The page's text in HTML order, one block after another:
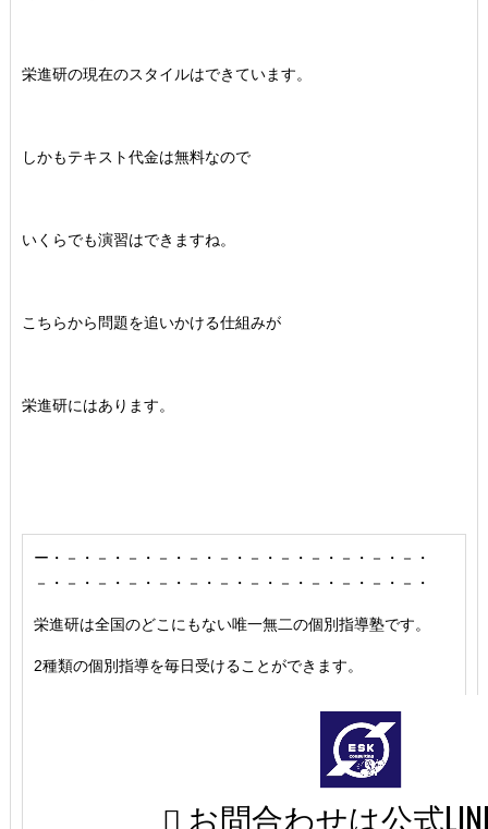
栄進研の現在のスタイルはできています。
しかもテキスト代金は無料なので
いくらでも演習はできますね。
こちらから問題を追いかける仕組みが
栄進研にはあります。
ー・－・－・－・－・－・－・－・－・－・－・－・－・
－・－・－・－・－・－・－・－・－・－・－・－・－・
栄進研は全国のどこにもない唯一無二の個別指導塾です。
2種類の個別指導を毎日受けることができます。